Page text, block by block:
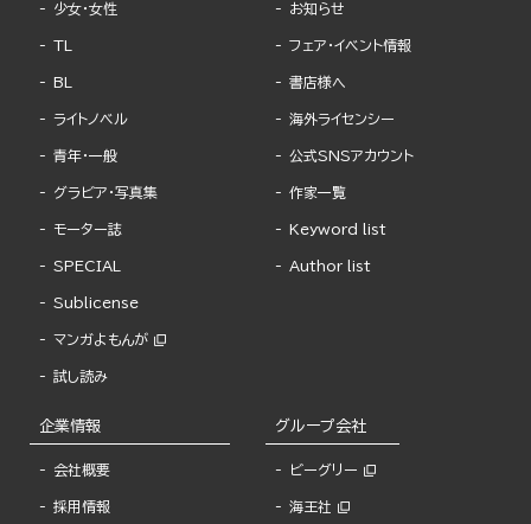
少女・女性
TL
BL
ライトノベル
青年・一般
グラビア・写真集
モーター誌
SPECIAL
Sublicense
マンガよもんが
試し読み
お知らせ
フェア・イベント情報
書店様へ
海外ライセンシー
公式SNSアカウント
作家一覧
Keyword list
Author list
企業情報
会社概要
採用情報
グループ会社
ビーグリー
海王社